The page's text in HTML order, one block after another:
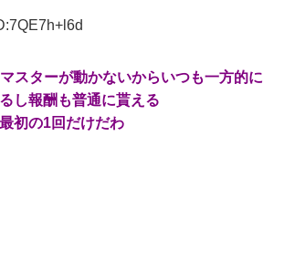
スターが動かないからいつも一方的に
し報酬も普通に貰える
初の1回だけだわ